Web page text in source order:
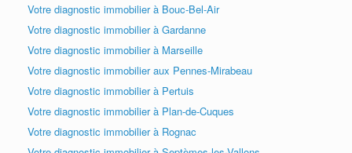
Votre diagnostic immobilier à Bouc-Bel-Air
Votre diagnostic immobilier à Gardanne
Votre diagnostic immobilier à Marseille
Votre diagnostic immobilier aux Pennes-Mirabeau
Votre diagnostic immobilier à Pertuis
Votre diagnostic immobilier à Plan-de-Cuques
Votre diagnostic immobilier à Rognac